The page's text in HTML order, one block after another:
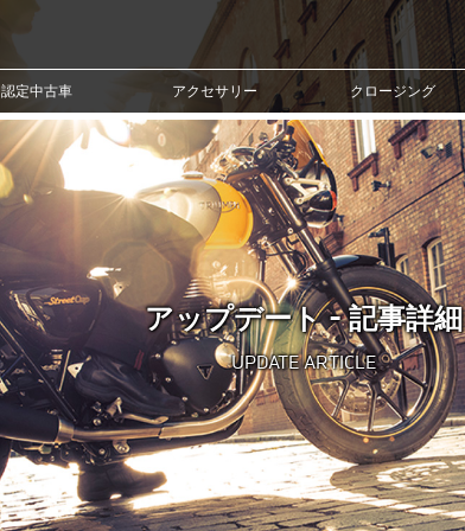
認定中古車 アクセサリー クロージング
アップデート - 記事詳細
UPDATE ARTICLE